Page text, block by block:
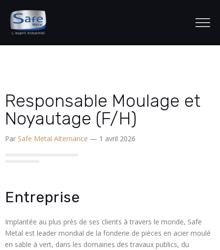
Responsable Moulage et
Noyautage (F/H)
Par Safe Metal Alternance — 1 avril 2026
Entreprise
Implantée au plus près de ses clients à travers le monde, Safe
Metal est leader mondial de la fonderie de pièces en acier moulé
en sable à vert, dans les domaines des travaux publics, du